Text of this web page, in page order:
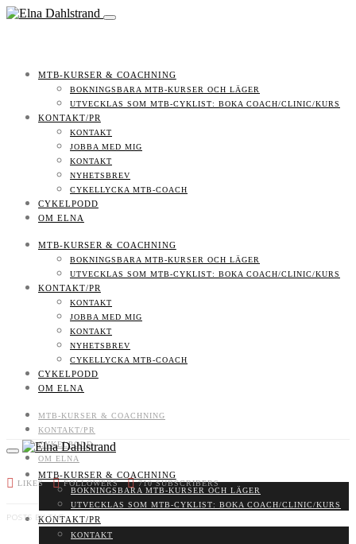
MTB-KURSER & COACHNING
BOKNINGSBARA MTB-KURSER OCH LÄGER
UTVECKLAS SOM MTB-CYKLIST: BOKA COACH/CLINIC/KURS
KONTAKT/PR
KONTAKT
JOBBA MED MIG
KONTAKT
NYHETSBREV
CYKELLYCKA MTB-COACH
CYKELPODD
OM ELNA
MTB-KURSER & COACHNING
BOKNINGSBARA MTB-KURSER OCH LÄGER
UTVECKLAS SOM MTB-CYKLIST: BOKA COACH/CLINIC/KURS
KONTAKT/PR
KONTAKT
JOBBA MED MIG
KONTAKT
NYHETSBREV
CYKELLYCKA MTB-COACH
CYKELPODD
OM ELNA
MTB-KURSER & COACHNING
KONTAKT/PR
CYKELPODD
OM ELNA
LIKES FOLLOWERS 710 SUBSCRIBERS
MTB-KURSER & COACHNING
BOKNINGSBARA MTB-KURSER OCH LÄGER
UTVECKLAS SOM MTB-CYKLIST: BOKA COACH/CLINIC/KURS
KONTAKT/PR
KONTAKT
POSTS BY TAG